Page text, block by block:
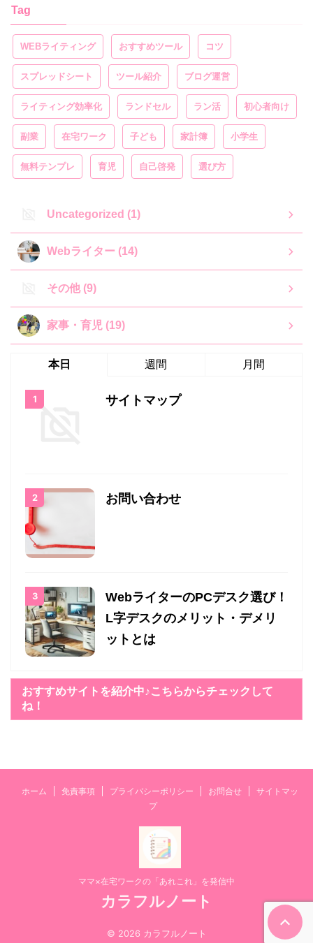
Tag
WEBライティング おすすめツール コツ
スプレッドシート ツール紹介 ブログ運営
ライティング効率化 ランドセル ラン活 初心者向け
副業 在宅ワーク 子ども 家計簿 小学生
無料テンプレ 育児 自己啓発 選び方
Uncategorized (1)
Webライター (14)
その他 (9)
家事・育児 (19)
本日 週間 月間
サイトマップ
お問い合わせ
WebライターのPCデスク選び！
L字デスクのメリット・デメリ
ットとは
おすすめサイトを紹介中♪こちらからチェックして
ね！
ホーム 免責事項 プライバシーポリシー お問合せ
サイトマッ
プ
ママ×在宅ワークの「あれこれ」を発信中
カラフルノート
© 2026 カラフルノート